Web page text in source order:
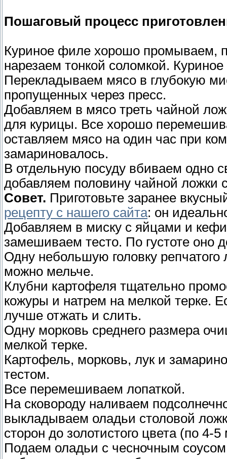
Пошаговый процесс
Куриное филе хорошо промываем,
нарезаем тонкой соломкой.
Перекладываем мясо в глубокую
пропущенных через пресс.
Добавляем в мясо треть чайной
для курицы. Все хорошо
оставляем мясо на один час при
замариновалось.
В отдельную посуду вбиваем одно
добавляем половину чайной ложки
Совет. Приготовьте заранее
рецепту с нашего сайта: он
Добавляем в миску с яйцами и
замешиваем тесто. По густоте оно
Одну небольшую головку
можно мельче.
Клубни картофеля тщательно
кожуры и натрем на мелкой терке.
лучше отжать и слить.
Одну морковь среднего размера
мелкой терке.
Картофель, морковь, лук и
тестом.
Все перемешиваем лопаткой.
На сковороду наливаем
выкладываем оладьи столовой
сторон до золотистого цвета (по 4-
Подаем оладьи с чесночным